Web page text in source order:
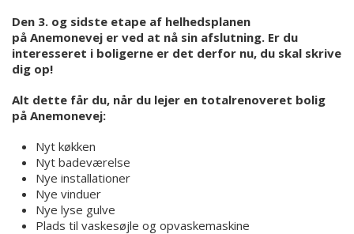
Den 3. og sidste etape af helhedsplanen
på Anemonevej er ved at nå sin afslutning. Er du
interesseret i boligerne er det derfor nu, du skal skrive
dig op!
Alt dette får du, når du lejer en totalrenoveret bolig
på Anemonevej:
Nyt køkken
Nyt badeværelse
Nye installationer
Nye vinduer
Nye lyse gulve
Plads til vaskesøjle og opvaskemaskine